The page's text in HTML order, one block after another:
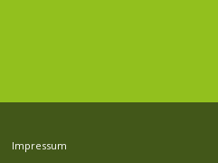
Impressum